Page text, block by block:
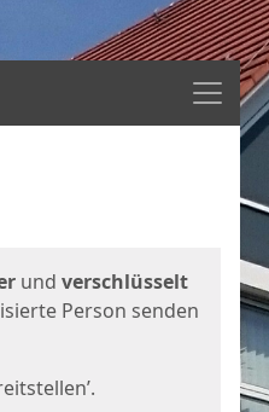
Menü
und verschlüsselt
Person senden